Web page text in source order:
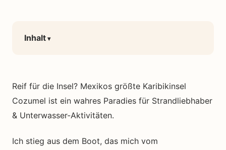
Inhalt
Reif für die Insel? Mexikos größte Karibikinsel
Cozumel ist ein wahres Paradies für Strandliebhaber
& Unterwasser-Aktivitäten.
Ich stieg aus dem Boot, das mich vom